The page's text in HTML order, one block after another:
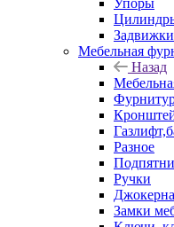
Упоры
Задвижки
Мебельная
Назад
Разное
Ручки
Замки